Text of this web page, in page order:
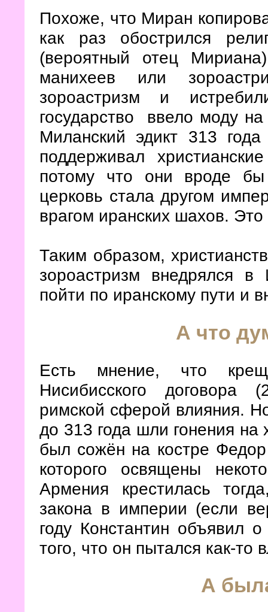
Похоже, что Миран
как раз обострился
(вероятный отец
манихеев или
зороастризм и
государство ввело моду
Миланский эдикт 313
поддерживал
потому что они вроде
церковь стала другом
врагом иранских шахов.
Таким образом,
зороастризм внедрялся
пойти по иранскому пути и
А что
Есть мнение, что
Нисибисского
римской сферой влияния.
до 313 года шли гонения на
был сожён на костре
которого освящены
Армения крестилась
закона в империи (если
году Константин объявил
того, что он пытался как-то
А